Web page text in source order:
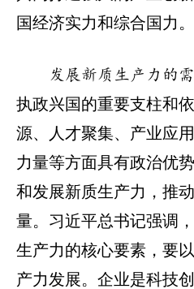
国经济实力和综合国力。
发展新质生产力的需
执政兴国的重要支柱和
源、人才聚集、产业应
力量等方面具有政治优
和发展新质生产力，推
量。习近平总书记强调
生产力的核心要素，要
产力发展。企业是科技